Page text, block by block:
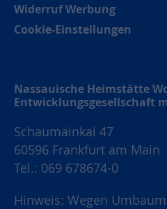
Widerruf Werbung
Cookie-Einstellungen
Nassauische Heimstätte
Entwicklungsgesellschaft
Schaumainkai 47
60596 Frankfurt am Main
Tel.: 069 678674-0
Hinweis: Wegen